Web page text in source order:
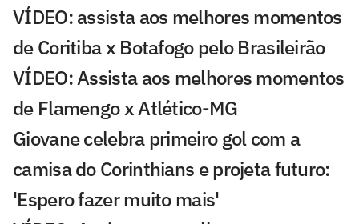
VÍDEO: assista aos melhores momentos
de Coritiba x Botafogo pelo Brasileirão
VÍDEO: Assista aos melhores momentos
de Flamengo x Atlético-MG
Giovane celebra primeiro gol com a
camisa do Corinthians e projeta futuro:
'Espero fazer muito mais'